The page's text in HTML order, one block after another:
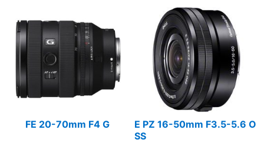
FE 20-70mm F4 G
E PZ 16-50mm F3.5-5.6 O
SS